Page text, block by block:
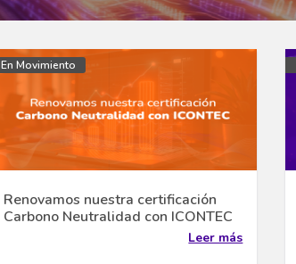
En Movimiento
Renovamos nuestra certificación
Carbono Neutralidad con ICONTEC
Leer más